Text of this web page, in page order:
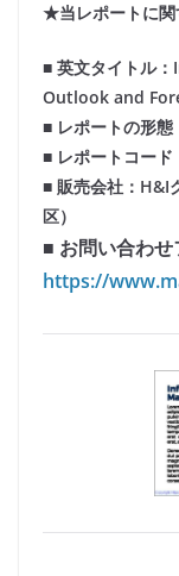
★当レポートに
■ 英文タイトル
Outlook and
■ レポートの形態
■ レポートコー
■ 販売会社：H&I
区）
■ お問い合わ
https://